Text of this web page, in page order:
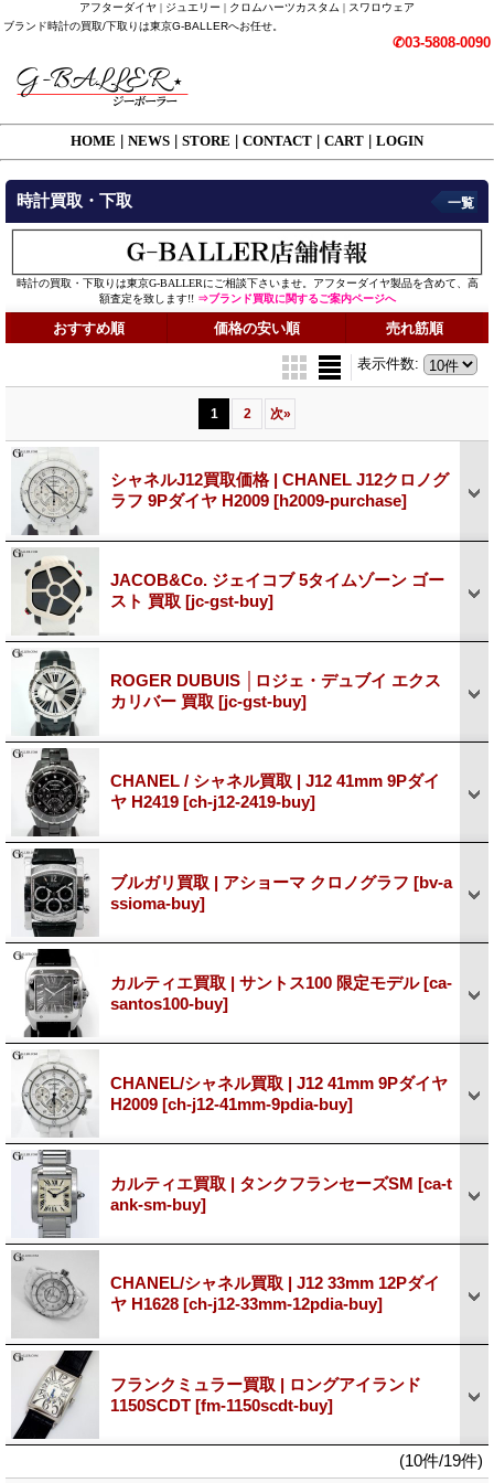
アフターダイヤ | ジュエリー | クロムハーツカスタム | スワロウェア
ブランド時計の買取/下取りは東京G-BALLERへお任せ。
✆03-5808-0090
HOME NEWS STORE CONTACT CART LOGIN
時計買取・下取
時計の買取・下取りは東京G-BALLERにご相談下さいませ。アフターダイヤ製品を含めて、高
額査定を致します!! ⇒ブランド買取に関するご案内ページへ
一覧
おすすめ順 価格の安い順 売れ筋順
表示件数:
1 2 次»
シャネルJ12買取価格 | CHANEL J12クロノグ
ラフ 9Pダイヤ H2009 [h2009-purchase]
JACOB&Co. ジェイコブ 5タイムゾーン ゴー
スト 買取 [jc-gst-buy]
ROGER DUBUIS │ロジェ・デュブイ エクス
カリバー 買取 [jc-gst-buy]
CHANEL / シャネル買取 | J12 41mm 9Pダイ
ヤ H2419 [ch-j12-2419-buy]
ブルガリ買取 | アショーマ クロノグラフ [bv-a
ssioma-buy]
カルティエ買取 | サントス100 限定モデル[ca-
santos100-buy]
CHANEL/シャネル買取 | J12 41mm 9Pダイヤ
H2009 [ch-j12-41mm-9pdia-buy]
カルティエ買取 | タンクフランセーズSM [ca-t
ank-sm-buy]
CHANEL/シャネル買取 | J12 33mm 12Pダイ
ヤ H1628 [ch-j12-33mm-12pdia-buy]
フランクミュラー買取 | ロングアイランド
1150SCDT [fm-1150scdt-buy]
(10件/19件)